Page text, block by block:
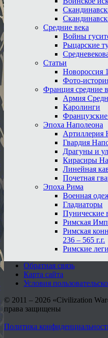
Средние века
Войны
Рыцарские
Статьи
Новороссия
Фото-
Франция средние
Армия
Каролинги
Эпоха Наполеона
Артиллерия
Гвардия
Драгуны и
Кирасиры
Линейная
Почетная
Эпоха Рима
Военная
Гладиаторы
Пунические
Римская
Римская
236 – 565 г.г.
Римские
Обратная связь
Карта сайта
Условия
© 2011 – 2026 «Civilization
права защищены
Политика